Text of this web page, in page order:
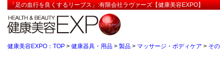
「足の血行を良くするリーブス」:有限会社ラヴァーズ【健康美容EXPO】
健康美容EXPO：TOP > 健康器具・用品 > 製品 > マッサージ・ボディケア > そ